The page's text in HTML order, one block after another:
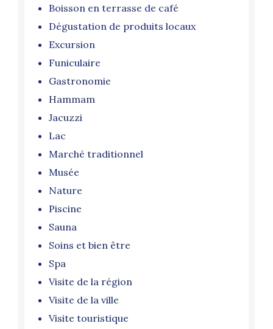
Boisson en terrasse de café
Dégustation de produits locaux
Excursion
Funiculaire
Gastronomie
Hammam
Jacuzzi
Lac
Marché traditionnel
Musée
Nature
Piscine
Sauna
Soins et bien être
Spa
Visite de la région
Visite de la ville
Visite touristique